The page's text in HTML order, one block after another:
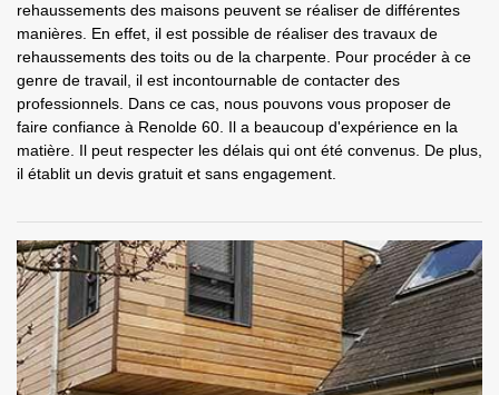
rehaussements des maisons peuvent se réaliser de différentes
manières. En effet, il est possible de réaliser des travaux de
rehaussements des toits ou de la charpente. Pour procéder à ce
genre de travail, il est incontournable de contacter des
professionnels. Dans ce cas, nous pouvons vous proposer de
faire confiance à Renolde 60. Il a beaucoup d'expérience en la
matière. Il peut respecter les délais qui ont été convenus. De plus,
il établit un devis gratuit et sans engagement.